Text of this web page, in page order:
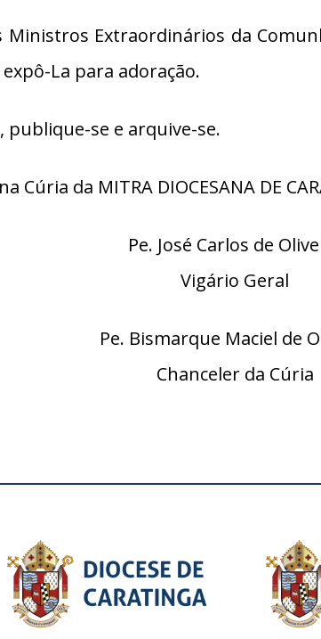
Ministros Extraordinários da
La para adoração.
publique-se e arquive-se.
Cúria da MITRA DIOCESANA DE
Pe. José Carlos de
Vigário Geral
Pe. Bismarque Maciel de
Chanceler da Cúria